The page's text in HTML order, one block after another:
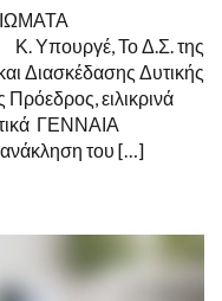
Δ.Σ. της
Διασκέδασης Δυτικής
ειλικρινά
ΓΕΝΝΑΙΑ
του […]